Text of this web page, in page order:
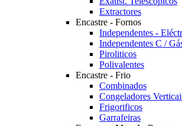
Extractores
Encastre - Fornos
Independentes -
Independentes C /
Piroliticos
Polivalentes
Encastre - Frio
Combinados
Congeladores
Frigorificos
Garrafeiras